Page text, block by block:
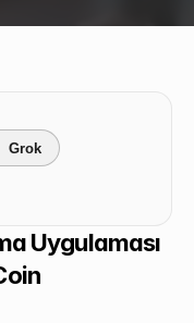
Grok
Uygulaması